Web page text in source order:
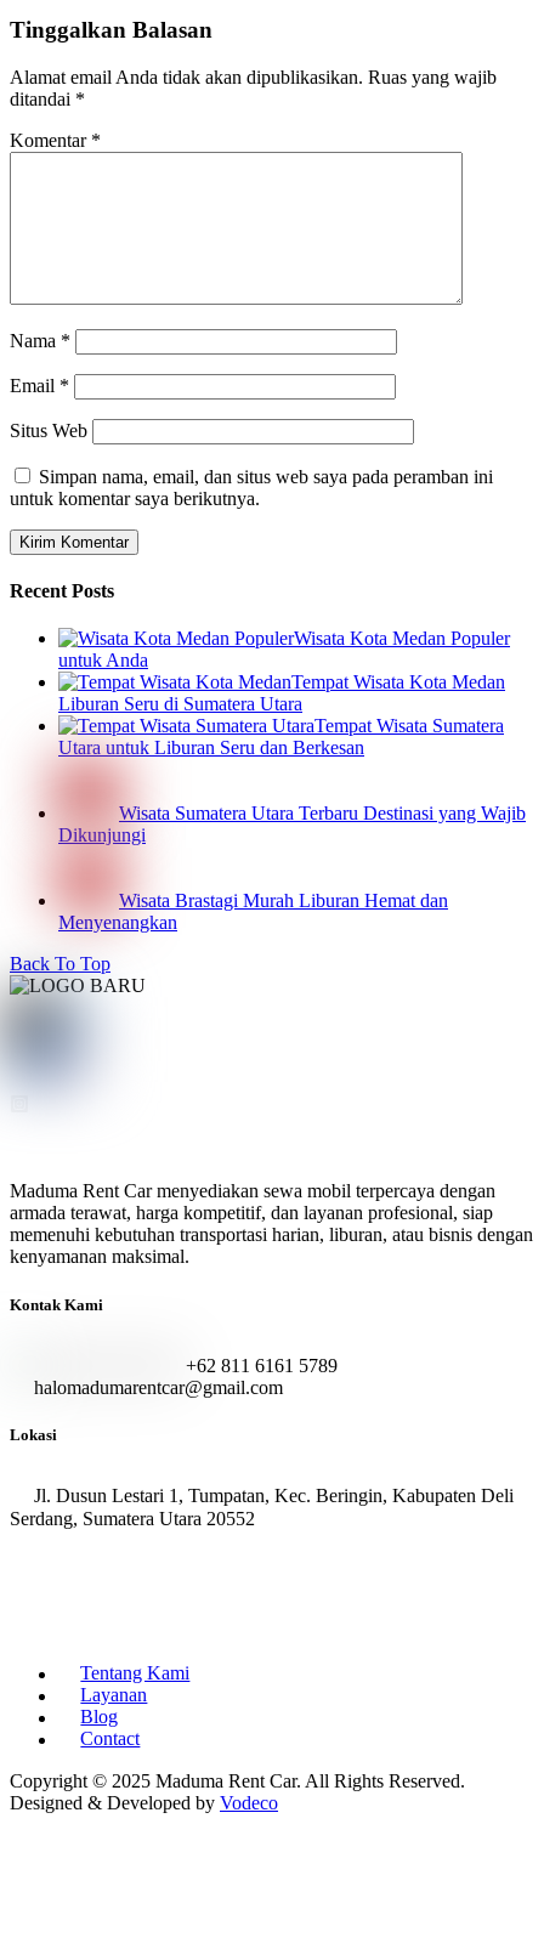
Tinggalkan Balasan
Alamat email Anda tidak akan dipublikasikan. Ruas yang wajib
ditandai *
Komentar *
Nama *
Email *
Situs Web
Simpan nama, email, dan situs web saya pada peramban ini
untuk komentar saya berikutnya.
Recent Posts
Wisata Kota Medan Populer
untuk Anda
Tempat Wisata Kota Medan
Liburan Seru di Sumatera Utara
Tempat Wisata Sumatera
Utara untuk Liburan Seru dan Berkesan
Wisata Sumatera Utara Terbaru Destinasi yang Wajib
Dikunjungi
Wisata Brastagi Murah Liburan Hemat dan
Menyenangkan
Back To Top
Maduma Rent Car menyediakan sewa mobil terpercaya dengan
armada terawat, harga kompetitif, dan layanan profesional, siap
memenuhi kebutuhan transportasi harian, liburan, atau bisnis dengan
kenyamanan maksimal.
Kontak Kami
+62 811 6161 5789
halomadumarentcar@gmail.com
Lokasi
Jl. Dusun Lestari 1, Tumpatan, Kec. Beringin, Kabupaten Deli
Serdang, Sumatera Utara 20552
Tentang Kami
Layanan
Blog
Contact
Copyright © 2025 Maduma Rent Car. All Rights Reserved.
Designed & Developed by Vodeco